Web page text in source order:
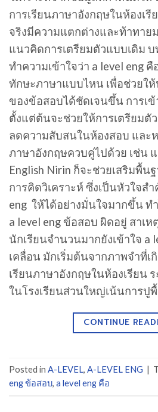
การเรียนภาษาอังกฤษในห้องเ
จริงมีความแตกต่างและท้าทาย
แนวคิดการเตรียมตัวแบบเดิม
ทำความเข้าใจว่า a level eng
ทักษะภาษาแบบไหน เพื่อช่วยใ
ของข้อสอบได้ชัดเจนขึ้น การเ
ตั้งแต่ต้นจะช่วยให้การเตรียมตั
ลดความสับสนในห้องสอบ และ
ภาษาอังกฤษควบคู่ไปด้วย เช่น
English Nirin ก็จะช่วยเสริมพื้น
การคิดวิเคราะห์ ซึ่งเป็นหัวใจส
eng ให้ได้อย่างมั่นใจมากขึ้น ท
a level eng ข้อสอบ ผิดอยู่ สาเ
นักเรียนจำนวนมากยังเข้าใจ a
เคลื่อน มักเริ่มต้นจากภาพจำที่เ
เรียนภาษาอังกฤษในห้องเรียน
ในโรงเรียนส่วนใหญ่เน้นการปู
CONTINUE
Posted in A-LEVEL, A-LEVEL ENG |
eng ข้อสอบ, a level eng คือ